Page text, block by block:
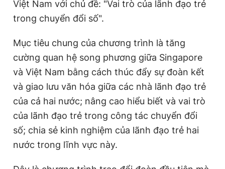
Việt Nam với chủ đề: "Vai trò của lãnh đạo trẻ
trong chuyển đổi số".
Mục tiêu chung của chương trình là tăng
cường quan hệ song phương giữa Singapore
và Việt Nam bằng cách thúc đẩy sự đoàn kết
và giao lưu văn hóa giữa các nhà lãnh đạo trẻ
của cả hai nước; nâng cao hiểu biết và vai trò
của lãnh đạo trẻ trong công tác chuyển đổi
số; chia sẻ kinh nghiệm của lãnh đạo trẻ hai
nước trong lĩnh vực này.